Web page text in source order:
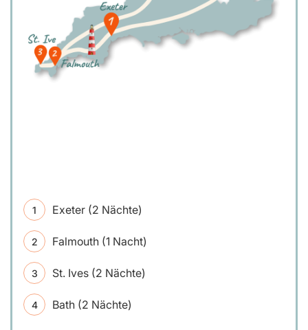
Exeter (2 Nächte)
Falmouth (1 Nacht)
St. Ives (2 Nächte)
Bath (2 Nächte)